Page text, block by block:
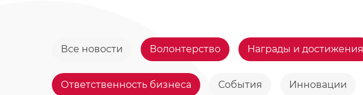
Все новости Волонтерство Награды и достижения
Ответственность бизнеса События Инновации